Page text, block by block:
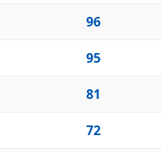
96
95
81
72